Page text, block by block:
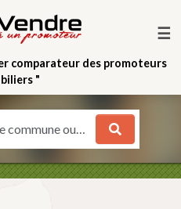
☰
comparateur des promoteurs
"
Entrez le nom de votre commune ou votre quartier